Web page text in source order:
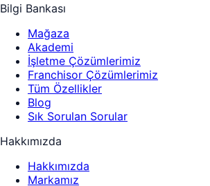
Bilgi Bankası
Mağaza
Akademi
İşletme Çözümlerimiz
Franchisor Çözümlerimiz
Tüm Özellikler
Blog
Sık Sorulan Sorular
Hakkımızda
Hakkımızda
Markamız